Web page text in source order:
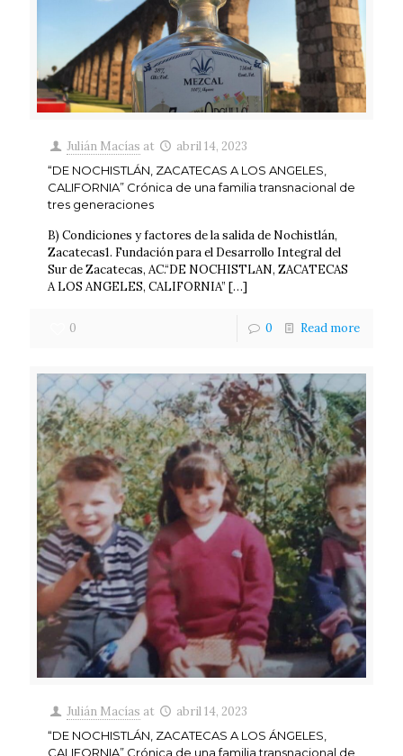
Julián Macías at abril 14, 2023
“DE NOCHISTLÁN, ZACATECAS A LOS ANGELES,
CALIFORNIA” Crónica de una familia transnacional de
tres generaciones
B) Condiciones y factores de la salida de Nochistlán,
Zacatecas1. Fundación para el Desarrollo Integral del
Sur de Zacatecas, AC.“DE NOCHISTLAN, ZACATECAS
A LOS ANGELES, CALIFORNIA” […]
0 0 Read more
Julián Macías at abril 14, 2023
“DE NOCHISTLÁN, ZACATECAS A LOS ÁNGELES,
CALIFORNIA” Crónica de una familia transnacional de